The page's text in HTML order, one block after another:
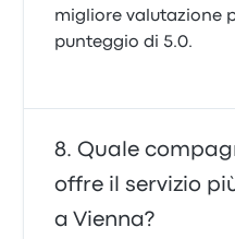
migliore valutazione
punteggio di 5.0.
Quale
offre il servizio
a Vienna?